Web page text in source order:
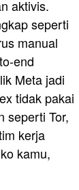
aktivis.
seperti
manual
end
Meta jadi
tidak pakai
seperti Tor,
kerja
kamu,